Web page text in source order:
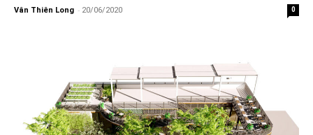
Vân Thiên Long - 20/06/2020 0